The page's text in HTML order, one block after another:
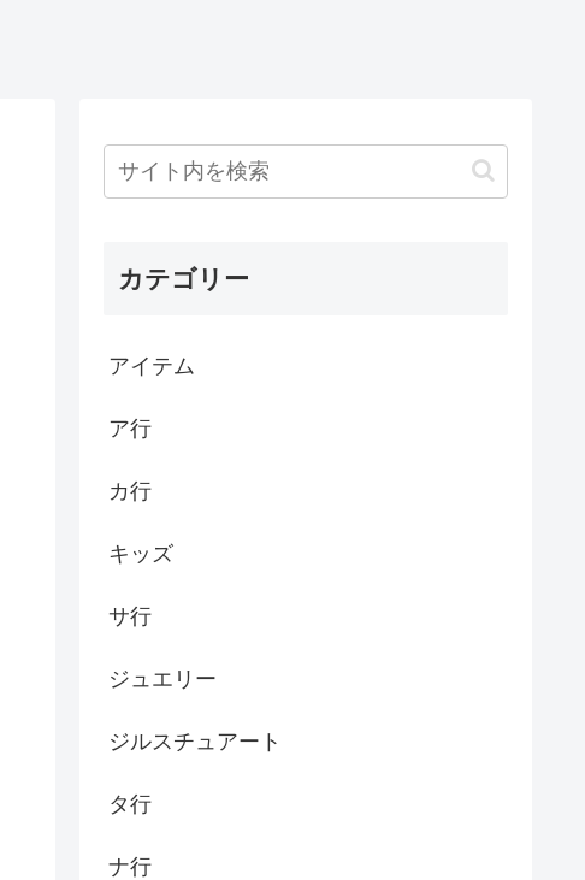
カテゴリー
アイテム
ア行
カ行
キッズ
サ行
ジュエリー
ジルスチュアート
タ行
ナ行